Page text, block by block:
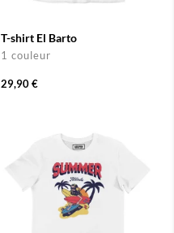
T-shirt El Barto
1 couleur
29,90 €